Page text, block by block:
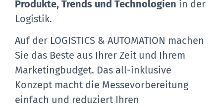
Produkte, Trends und Technologien in der
Logistik.
Auf der LOGISTICS & AUTOMATION machen
Sie das Beste aus Ihrer Zeit und Ihrem
Marketingbudget. Das all-inklusive
Konzept macht die Messevorbereitung
einfach und reduziert Ihren